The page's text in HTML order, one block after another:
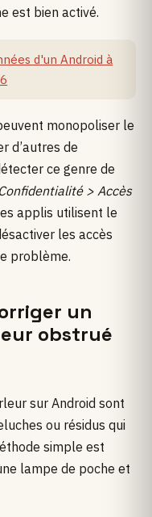
est bien activé.
d'un Android à
monopoliser le
d’autres de
ce genre de
Confidentialité > Accès
applis utilisent le
les accès
problème.
un
obstrué
sur Android sont
ou résidus qui
simple est
lampe de poche et